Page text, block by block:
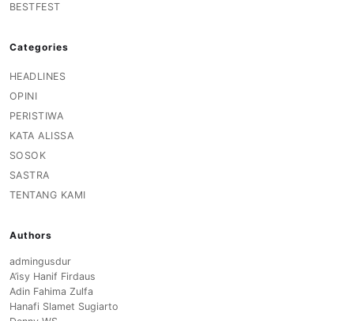
BESTFEST
Categories
HEADLINES
OPINI
PERISTIWA
KATA ALISSA
SOSOK
SASTRA
TENTANG KAMI
Authors
admingusdur
A’isy Hanif Firdaus
Adin Fahima Zulfa
Hanafi Slamet Sugiarto